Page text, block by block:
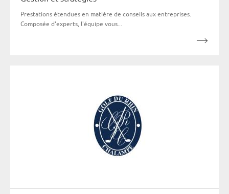
Prestations étendues en matière de conseils aux entreprises.
Composée d'experts, l'équipe vous...